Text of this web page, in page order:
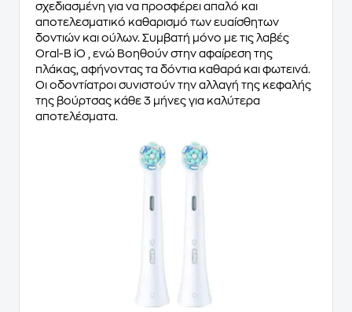
σχεδιασμένη για να προσφέρει απαλό και
αποτελεσματικό καθαρισμό των ευαίσθητων
δοντιών και ούλων. Συμβατή μόνο με τις λαβές
Oral-B iO , ενώ Βοηθούν στην αφαίρεση της
πλάκας, αφήνοντας τα δόντια καθαρά και φωτεινά.
Οι οδοντίατροι συνιστούν την αλλαγή της κεφαλής
της βούρτσας κάθε 3 μήνες για καλύτερα
αποτελέσματα.